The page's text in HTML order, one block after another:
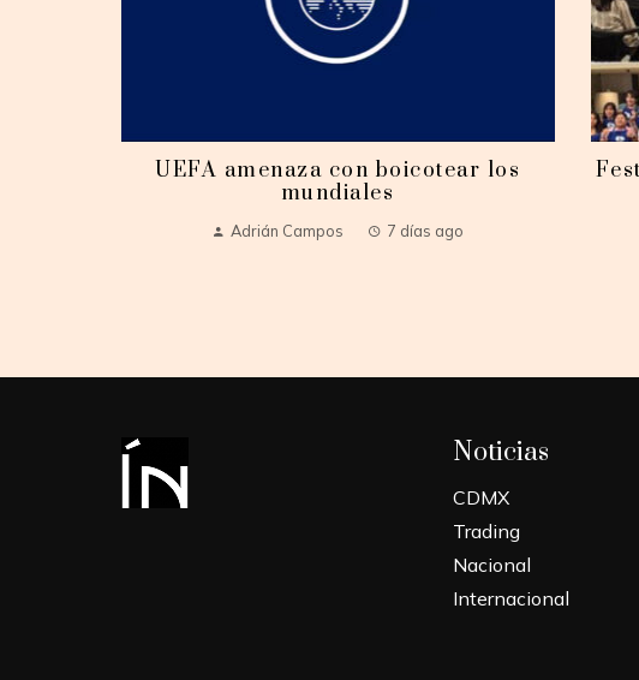
UEFA amenaza con boicotear los
mundiales
Adrián Campos 7 días ago
Noticias
CDMX
Trading
Nacional
Internacional